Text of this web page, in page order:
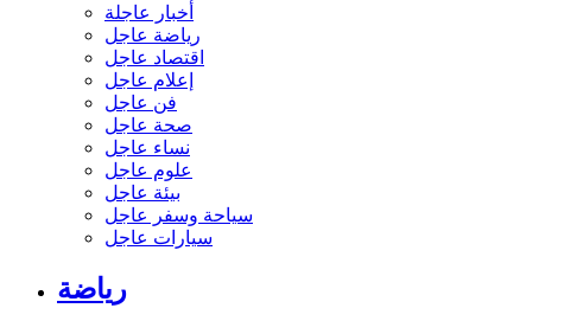
أخبار عاجلة
رياضة عاجل
اقتصاد عاجل
إعلام عاجل
فن عاجل
صحة عاجل
نساء عاجل
علوم عاجل
بيئة عاجل
سياحة وسفر عاجل
سيارات عاجل
رياضة